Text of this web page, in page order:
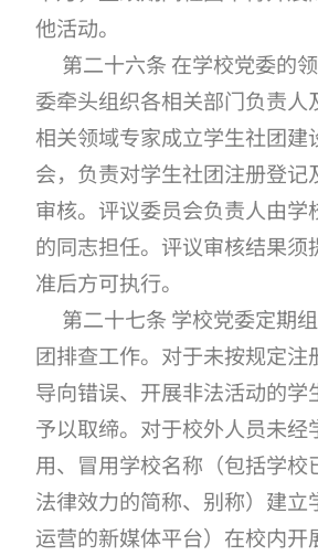
他活动。
第二十六条 在学校党委的
委牵头组织各相关部门负责人
相关领域专家成立学生社团建
会，负责对学生社团注册登记
审核。评议委员会负责人由学
的同志担任。评议审核结果须
准后方可执行。
第二十七条 学校党委定期
团排查工作。对于未按规定注
导向错误、开展非法活动的学
予以取缔。对于校外人员未经
用、冒用学校名称（包括学校
法律效力的简称、别称）建立
运营的新媒体平台）在校内开